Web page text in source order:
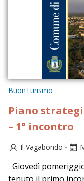
BuonTurismo
Piano
– 1° incontro
Il Vagabondo -
Giovedì